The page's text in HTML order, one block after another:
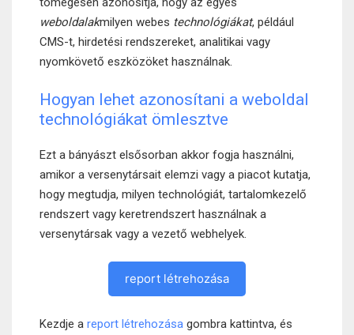
weboldalakmilyen webes technológiákat, például
CMS-t, hirdetési rendszereket, analitikai vagy
nyomkövető eszközöket használnak.
Hogyan lehet azonosítani a weboldal
technológiákat ömlesztve
Ezt a bányászt elsősorban akkor fogja használni,
amikor a versenytársait elemzi vagy a piacot kutatja,
hogy megtudja, milyen technológiát, tartalomkezelő
rendszert vagy keretrendszert használnak a
versenytársak vagy a vezető webhelyek.
report létrehozása
Kezdje a report létrehozása gombra kattintva, és